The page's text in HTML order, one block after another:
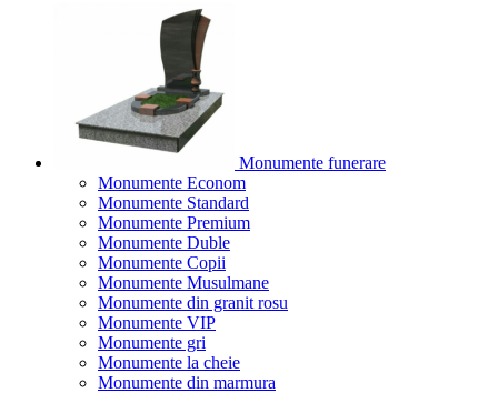
Monumente funerare
Monumente Econom
Monumente Standard
Monumente Premium
Monumente Duble
Monumente Copii
Monumente Musulmane
Monumente din granit rosu
Monumente VIP
Monumente gri
Monumente la cheie
Monumente din marmura